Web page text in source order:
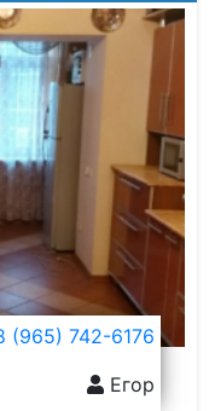
(965) 742-6176
Егор